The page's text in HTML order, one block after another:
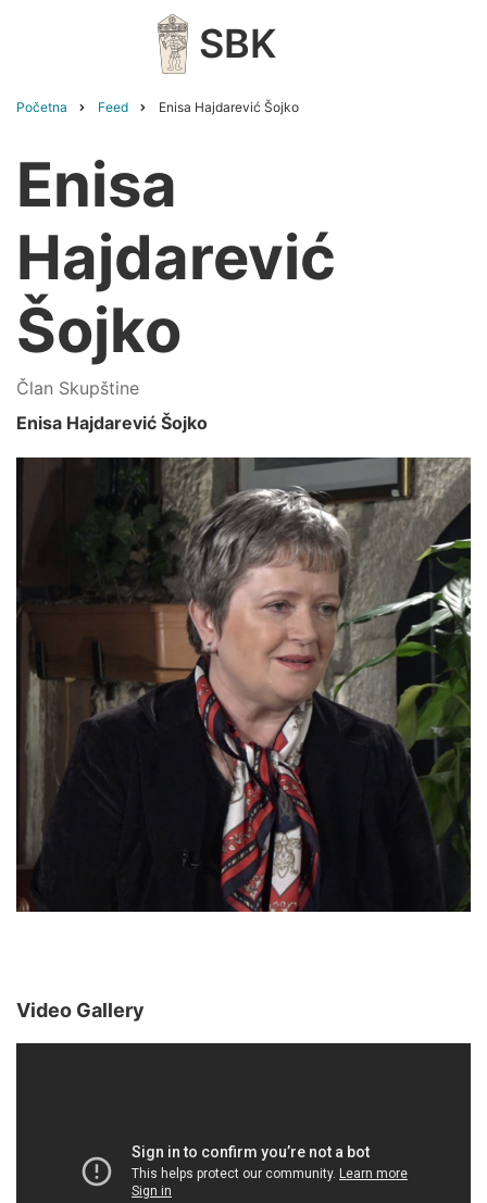
SBK
Početna Feed Enisa Hajdarević Šojko
Enisa
Hajdarević
Šojko
Član Skupštine
Enisa Hajdarević Šojko
Video Gallery